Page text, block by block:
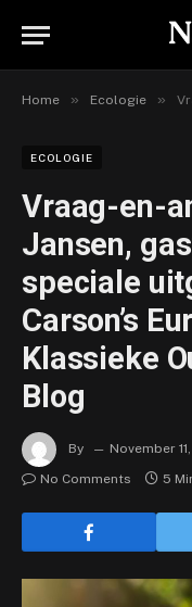
Home » Ecologie » Vraag-
ECOLOGIE
Vraag-en-
Jansen,
speciale
Carson’s
Klassieke
Blog
By November
No Comments
5